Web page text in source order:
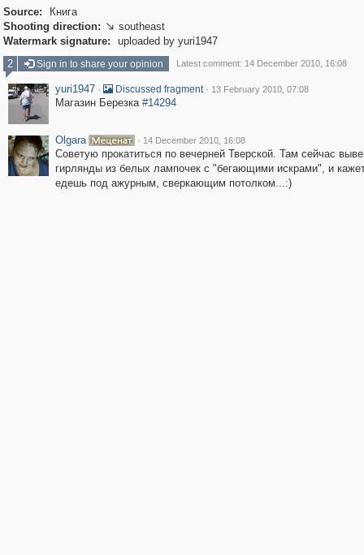
Source:
Книга
Shooting direction:  southeast
Watermark signature:
uploaded by yuri1947
2
Sign in to share your opinion Latest comment: 14 December 2010, 16:08
yuri1947 · Discussed fragment · 13 February 2010, 07:08
Магазин Березка #14294
Olgara · 14 December 2010, 16:08
Советую прокатиться по вечерней Тверской. Там сейчас
гирлянды из белых лампочек с "бегающими искрами", и
едешь под ажурным, сверкающим потолком...:)